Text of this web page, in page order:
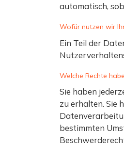
automatisch,
Wofür nutzen wir
Ein Teil der
Welche Rechte
Sie haben
zu erhalten. Sie
bestimmten